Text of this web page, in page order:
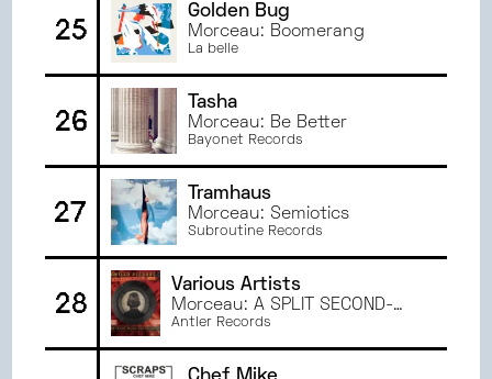
25
Golden Bug
Morceau: Boomerang
La belle
26
Tasha
Morceau: Be Better
Bayonet Records
27
Tramhaus
Morceau: Semiotics
Subroutine Records
28
Various Artists
Morceau: A SPLIT SECOND-
RIGOR MORTIS
Antler Records